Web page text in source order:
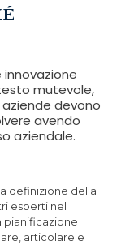
mutevole,
devono
avendo
aziendale.
definizione della
esperti nel
pianificazione
articolare e